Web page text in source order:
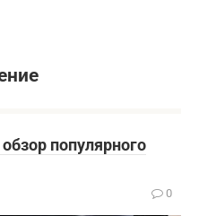
популярного
0